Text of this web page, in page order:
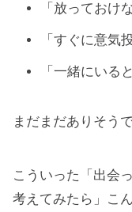
「放っておけ
「すぐに意気
「一緒にいる
まだまだありそう
こういった「出会
考えてみたら」こ